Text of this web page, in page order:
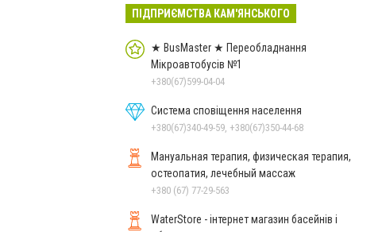
ПІДПРИЄМСТВА КАМ'ЯНСЬКОГО
★ BusMaster ★ Переобладнання
Мікроавтобусів №1
+380(67)599-04-04
Система сповіщення населення
+380(67)340-49-59, +380(67)350-44-68
Мануальная терапия, физическая терапия,
остеопатия, лечебный массаж
+380 (67) 77-29-563
WaterStore - інтернет магазин басейнів і